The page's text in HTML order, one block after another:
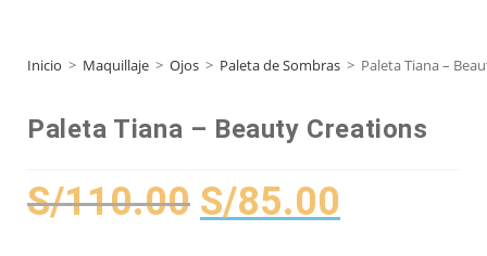
Inicio > Maquillaje > Ojos > Paleta de Sombras > Paleta Tiana –
Paleta Tiana – Beauty Creations
S/110.00 S/85.00